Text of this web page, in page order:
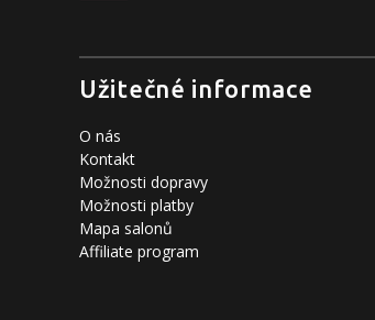
Užitečné informace
O nás
Kontakt
Možnosti dopravy
Možnosti platby
Mapa salonů
Affiliate program